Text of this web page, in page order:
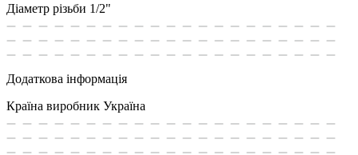
Діаметр різьби 1/2"
Додаткова інформація
Країна виробник Україна